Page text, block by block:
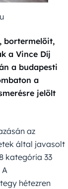
bortermelőit,
a Vince Díj
a budapesti
a
jelölt
az
által javasolt
kategória 33
A
hétezren